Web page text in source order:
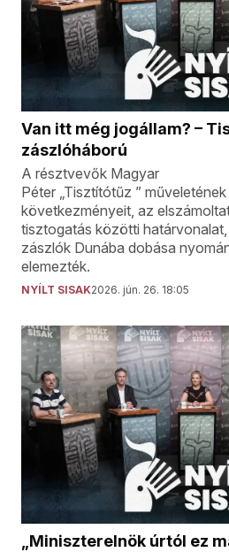
Van itt még jogállam? –
zászlóháború
A résztvevők Magyar
Péter „Tisztítótűz ”
következményeit, az
tisztogatás közötti határvonalat,
zászlók Dunába dobása
elemezték.
NYÍLT SISAK2026. jún. 26. 18:05
„Miniszterelnök úrtól ez